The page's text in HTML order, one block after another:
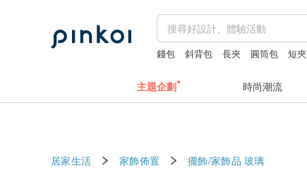
錢包 斜背包 長夾 圓筒包 短夾
主題企劃 時尚潮流
居家生活 家飾佈置 擺飾/家飾品 玻璃